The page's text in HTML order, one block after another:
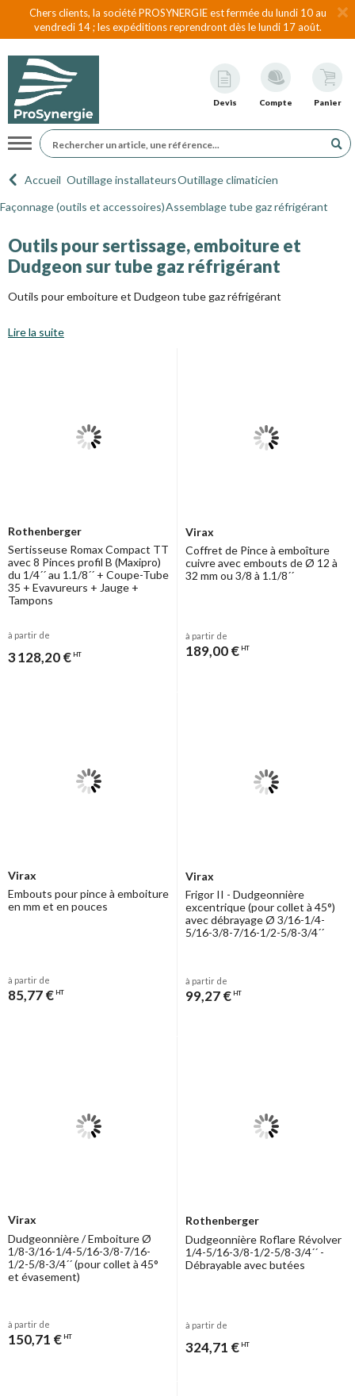
Chers clients, la société PROSYNERGIE est fermée du lundi 10 au
vendredi 14 ; les expéditions reprendront dès le lundi 17 août.
Devis Compte Panier
Navigation
Accueil Outillage installateursOutillage climaticien
Façonnage (outils et accessoires)Assemblage tube gaz réfrigérant
Outils pour sertissage, emboiture et
Dudgeon sur tube gaz réfrigérant
Outils pour emboiture et Dudgeon tube gaz réfrigérant
Lire la suite
Rothenberger
Sertisseuse Romax Compact TT
avec 8 Pinces profil B (Maxipro)
du 1/4´´ au 1.1/8´´ + Coupe-Tube
35 + Evavureurs + Jauge +
Tampons
à partir de
3 128,20 € HT
Virax
Coffret de Pince à emboîture
cuivre avec embouts de Ø 12 à
32 mm ou 3/8 à 1.1/8´´
à partir de
189,00 € HT
Virax
Embouts pour pince à emboiture
en mm et en pouces
à partir de
85,77 € HT
Virax
Frigor II - Dudgeonnière
excentrique (pour collet à 45°)
avec débrayage Ø 3/16-1/4-
5/16-3/8-7/16-1/2-5/8-3/4´´
à partir de
99,27 € HT
Virax
Dudgeonnière / Emboiture Ø
1/8-3/16-1/4-5/16-3/8-7/16-
1/2-5/8-3/4´´ (pour collet à 45°
et évasement)
à partir de
150,71 € HT
Rothenberger
Dudgeonnière Roflare Révolver
1/4-5/16-3/8-1/2-5/8-3/4´´ -
Débrayable avec butées
à partir de
324,71 € HT